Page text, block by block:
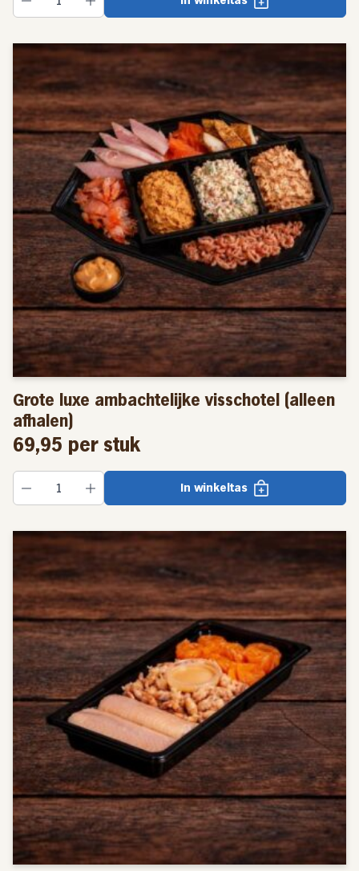
Grote luxe ambachtelijke visschotel (alleen
afhalen)
69,95 per stuk
In winkeltas